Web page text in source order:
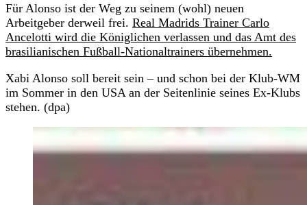
Für Alonso ist der Weg zu seinem (wohl) neuen
Arbeitgeber derweil frei. Real Madrids Trainer Carlo
Ancelotti wird die Königlichen verlassen und das Amt des
brasilianischen Fußball-Nationaltrainers übernehmen.
Xabi Alonso soll bereit sein – und schon bei der Klub-WM
im Sommer in den USA an der Seitenlinie seines Ex-Klubs
stehen. (dpa)